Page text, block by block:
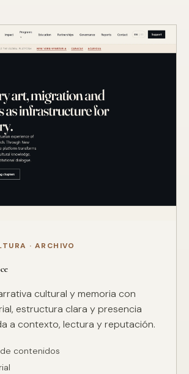
· ARCHIVO
cultural y memoria con
estructura clara y presencia
a contexto, lectura y reputación.
contenidos